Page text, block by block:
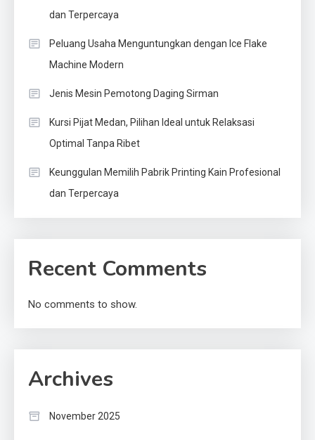
dan Terpercaya
Peluang Usaha Menguntungkan dengan Ice Flake
Machine Modern
Jenis Mesin Pemotong Daging Sirman
Kursi Pijat Medan, Pilihan Ideal untuk Relaksasi
Optimal Tanpa Ribet
Keunggulan Memilih Pabrik Printing Kain Profesional
dan Terpercaya
Recent Comments
No comments to show.
Archives
November 2025